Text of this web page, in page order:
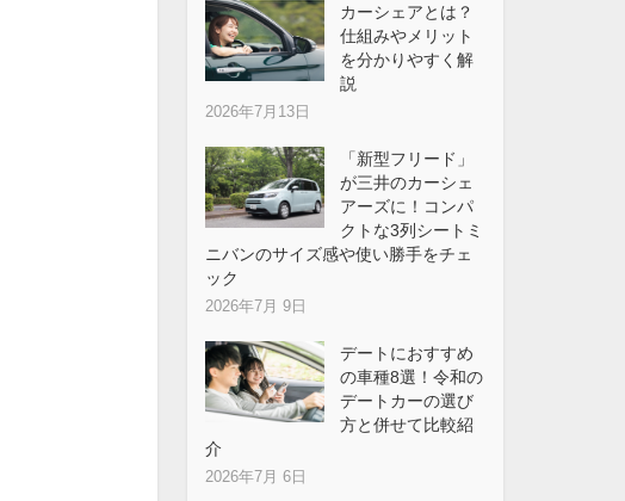
カーシェアとは？
仕組みやメリット
を分かりやすく解
説
2026年7月13日
「新型フリード」
が三井のカーシェ
アーズに！コンパ
クトな3列シートミ
ニバンのサイズ感や使い勝手をチェ
ック
2026年7月 9日
デートにおすすめ
の車種8選！令和の
デートカーの選び
方と併せて比較紹
介
2026年7月 6日